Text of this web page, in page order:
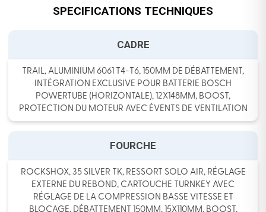
SPECIFICATIONS TECHNIQUES
CADRE
TRAIL, ALUMINIUM 6061 T4-T6, 150MM DE DÉBATTEMENT,
INTÉGRATION EXCLUSIVE POUR BATTERIE BOSCH
POWERTUBE (HORIZONTALE), 12X148MM, BOOST,
PROTECTION DU MOTEUR AVEC ÉVENTS DE VENTILATION
FOURCHE
ROCKSHOX, 35 SILVER TK, RESSORT SOLO AIR, RÉGLAGE
EXTERNE DU REBOND, CARTOUCHE TURNKEY AVEC
RÉGLAGE DE LA COMPRESSION BASSE VITESSE ET
BLOCAGE, DÉBATTEMENT 150MM, 15X110MM, BOOST,